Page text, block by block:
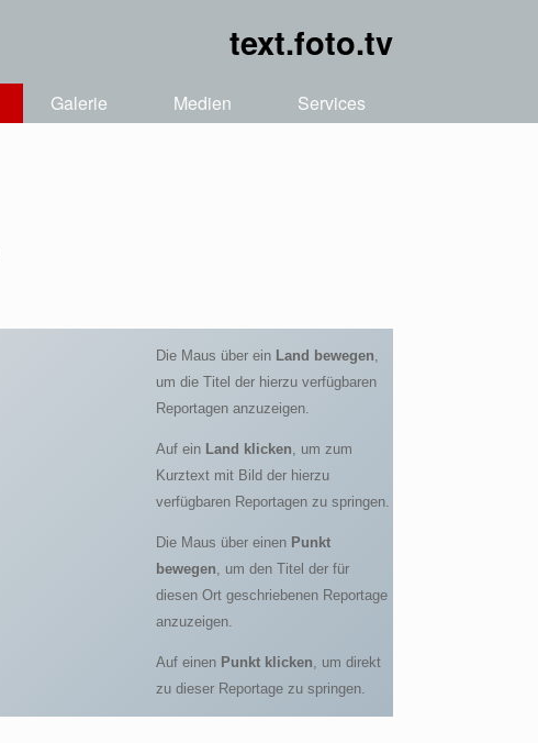
text.foto.tv
Galerie Medien Services
Die Maus über ein Land bewegen,
um die Titel der hierzu verfügbaren
Reportagen anzuzeigen.
Auf ein Land klicken, um zum
Kurztext mit Bild der hierzu
verfügbaren Reportagen zu springen.
Die Maus über einen Punkt
bewegen, um den Titel der für
diesen Ort geschriebenen Reportage
anzuzeigen.
Auf einen Punkt klicken, um direkt
zu dieser Reportage zu springen.